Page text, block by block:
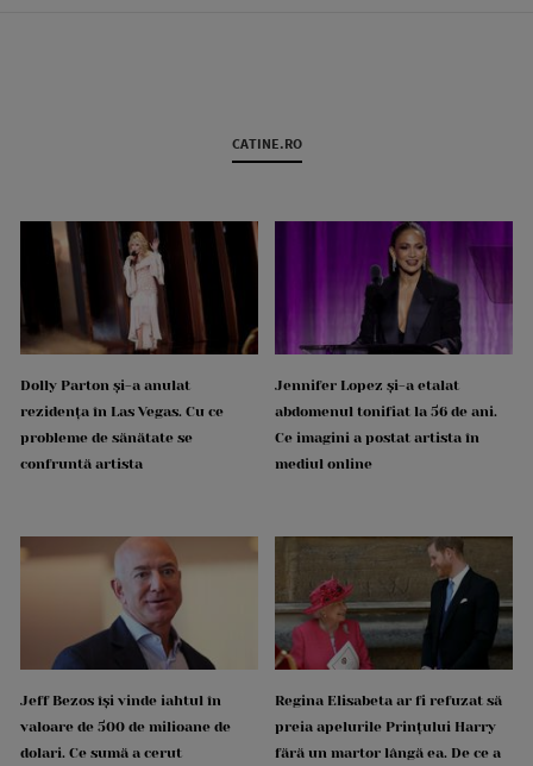
CATINE.RO
Dolly Parton și-a anulat
rezidența în Las Vegas. Cu ce
probleme de sănătate se
confruntă artista
Jennifer Lopez și-a etalat
abdomenul tonifiat la 56 de ani.
Ce imagini a postat artista în
mediul online
Jeff Bezos își vinde iahtul în
valoare de 500 de milioane de
dolari. Ce sumă a cerut
Regina Elisabeta ar fi refuzat să
preia apelurile Prințului Harry
fără un martor lângă ea. De ce a